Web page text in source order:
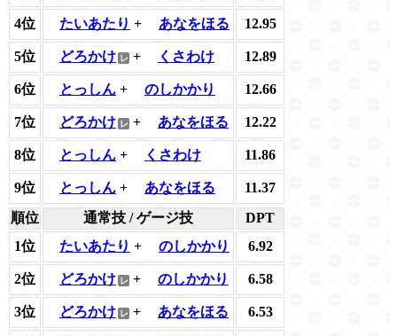
4位 たいあたり + あなをほる 12.95
5位 どろかけ + くさわけ 12.89
6位 とっしん + のしかかり 12.66
7位 どろかけ + あなをほる 12.22
8位 とっしん + くさわけ 11.86
9位 とっしん + あなをほる
11.37
順位
通常技 / ゲージ技
DPT
1位
たいあたり + のしかかり 6.92
2位 どろかけ + のしかかり 6.58
3位 どろかけ + あなをほる 6.53